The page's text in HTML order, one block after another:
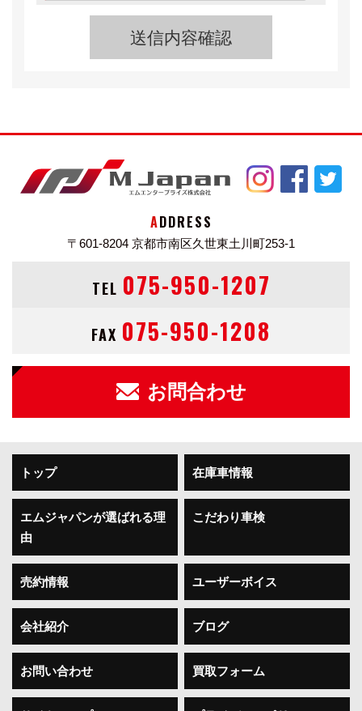
ADDRESS
〒601-8204 京都市南区久世東土川町253-1
TEL 075-950-1207
FAX 075-950-1208
お問合わせ
トップ 在庫車情報
エムジャパンが選ばれる理
由
こだわり車検
売約情報 ユーザーボイス
会社紹介 ブログ
お問い合わせ 買取フォーム